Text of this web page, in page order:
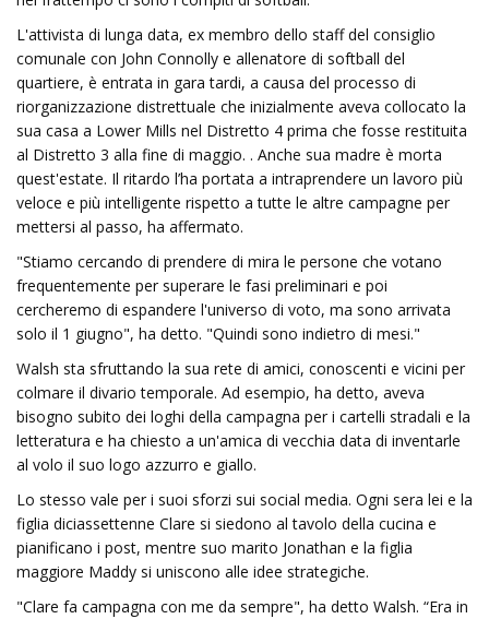
L'attivista di lunga data, ex membro dello staff del consiglio
comunale con John Connolly e allenatore di softball del
quartiere, è entrata in gara tardi, a causa del processo di
riorganizzazione distrettuale che inizialmente aveva collocato la
sua casa a Lower Mills nel Distretto 4 prima che fosse restituita
al Distretto 3 alla fine di maggio. . Anche sua madre è morta
quest'estate. Il ritardo l’ha portata a intraprendere un lavoro più
veloce e più intelligente rispetto a tutte le altre campagne per
mettersi al passo, ha affermato.
"Stiamo cercando di prendere di mira le persone che votano
frequentemente per superare le fasi preliminari e poi
cercheremo di espandere l'universo di voto, ma sono arrivata
solo il 1 giugno", ha detto. "Quindi sono indietro di mesi."
Walsh sta sfruttando la sua rete di amici, conoscenti e vicini per
colmare il divario temporale. Ad esempio, ha detto, aveva
bisogno subito dei loghi della campagna per i cartelli stradali e la
letteratura e ha chiesto a un'amica di vecchia data di inventarle
al volo il suo logo azzurro e giallo.
Lo stesso vale per i suoi sforzi sui social media. Ogni sera lei e la
figlia diciassettenne Clare si siedono al tavolo della cucina e
pianificano i post, mentre suo marito Jonathan e la figlia
maggiore Maddy si uniscono alle idee strategiche.
"Clare fa campagna con me da sempre", ha detto Walsh. “Era in